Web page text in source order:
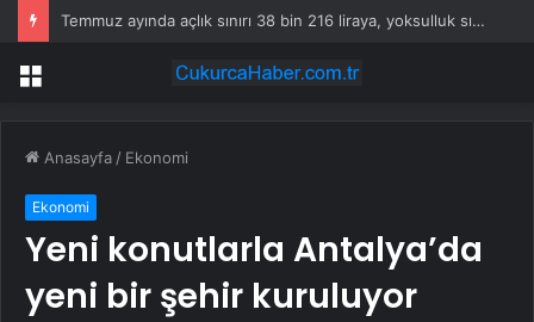
Temmuz ayında açlık sınırı 38 bin 216 liraya, yoksulluk sınırı 117 bin 336 liraya yükseldi
Menü
Anasayfa / Ekonomi
Ekonomi
Yeni konutlarla Antalya’da
yeni bir şehir kuruluyor